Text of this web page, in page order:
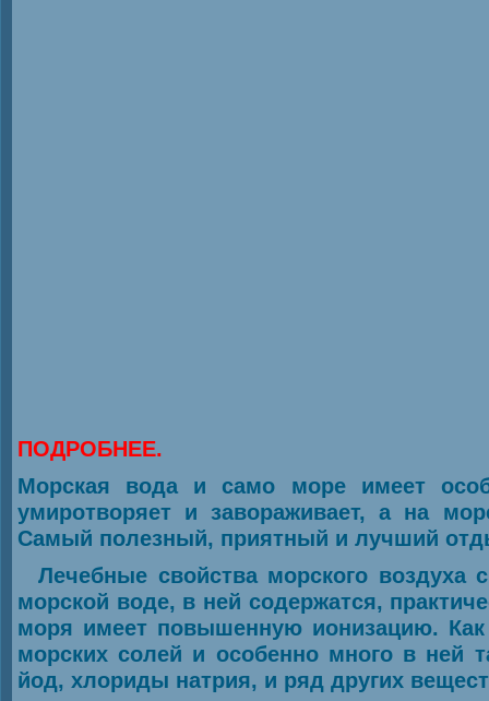
ПОДРОБНЕЕ.
Морская вода и само море имеет
умиротворяет и завораживает, а на
Самый полезный, приятный и лучший
Лечебные свойства морского воздуха
морской воде, в ней содержатся,
моря имеет повышенную ионизацию.
морских солей и особенно много в ней
йод, хлориды натрия, и ряд других